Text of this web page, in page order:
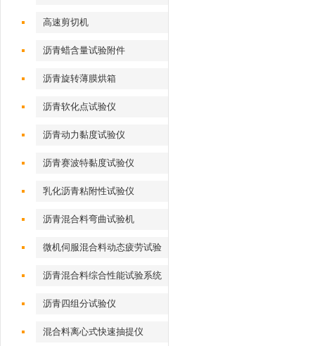
高速剪切机
沥青蜡含量试验附件
沥青旋转薄膜烘箱
沥青软化点试验仪
沥青动力黏度试验仪
沥青赛波特黏度试验仪
乳化沥青粘附性试验仪
沥青混合料弯曲试验机
微机伺服混合料动态疲劳试验
机
沥青混合料综合性能试验系统
沥青四组分试验仪
混合料离心式快速抽提仪